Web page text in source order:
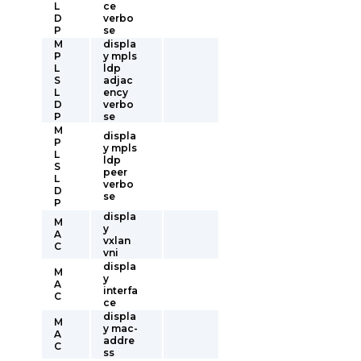
L
D
P
ce
verbo
se
M
P
L
S
L
D
P
displa
y mpls
ldp
adjac
ency
verbo
se
M
P
L
S
L
D
P
displa
y mpls
ldp
peer
verbo
se
M
A
C
displa
y
vxlan
vni
M
A
C
displa
y
interfa
ce
M
A
C
displa
y mac-
addre
ss